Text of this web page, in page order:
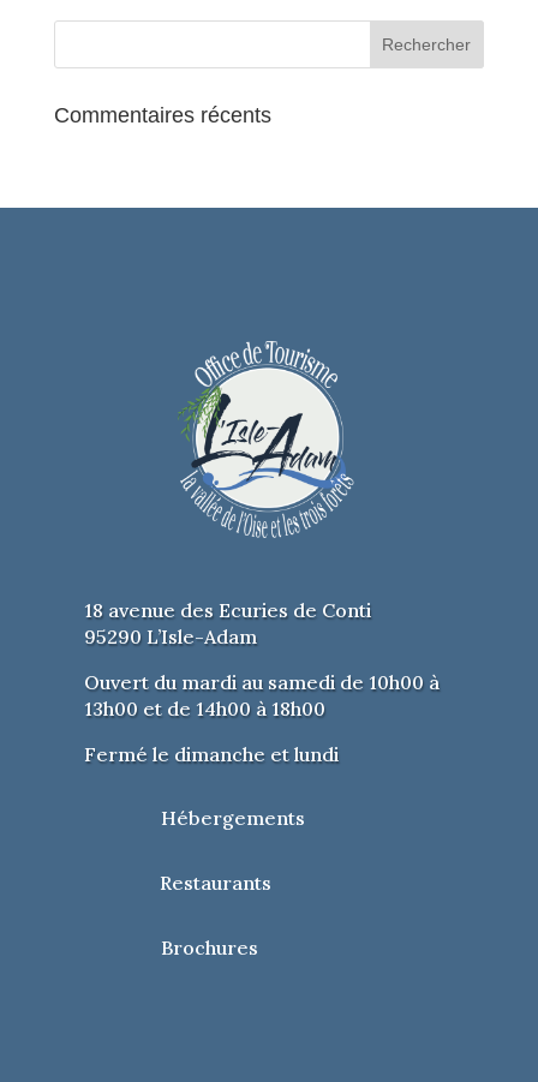
Commentaires récents
18 avenue des Ecuries de Conti
95290 L’Isle-Adam
Ouvert du mardi au samedi de 10h00 à
13h00 et de 14h00 à 18h00
Fermé le dimanche et lundi
Hébergements
Restaurants
Brochures